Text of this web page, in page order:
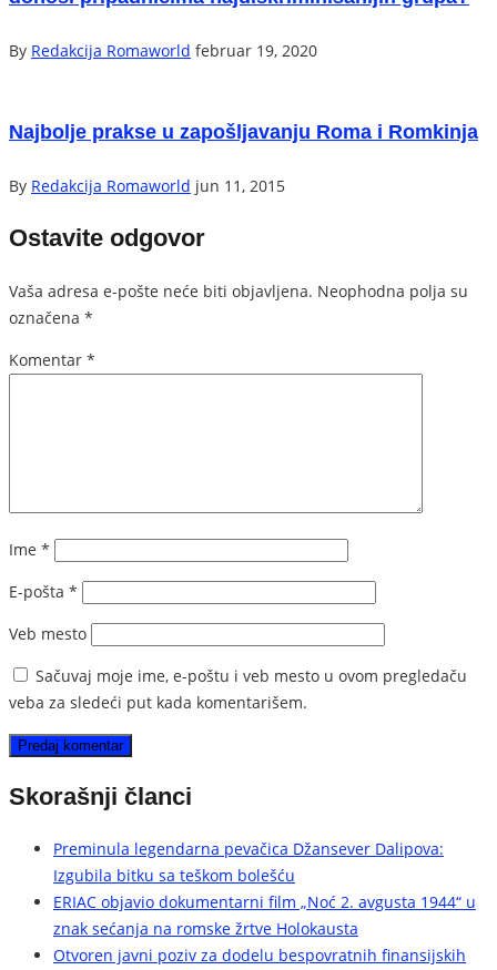
By Redakcija Romaworld februar 19, 2020
Najbolje prakse u zapošljavanju Roma i Romkinja
By Redakcija Romaworld jun 11, 2015
Ostavite odgovor
Vaša adresa e-pošte neće biti objavljena. Neophodna polja su
označena *
Komentar *
Ime *
E-pošta *
Veb mesto
Sačuvaj moje ime, e-poštu i veb mesto u ovom pregledaču
veba za sledeći put kada komentarišem.
Skorašnji članci
Preminula legendarna pevačica Džansever Dalipova:
Izgubila bitku sa teškom bolešću
ERIAC objavio dokumentarni film „Noć 2. avgusta 1944“ u
znak sećanja na romske žrtve Holokausta
Otvoren javni poziv za dodelu bespovratnih finansijskih